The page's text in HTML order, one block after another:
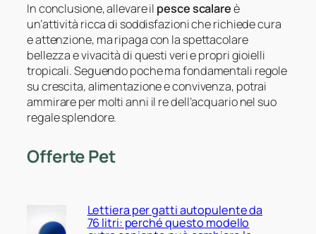
In conclusione, allevare il pesce scalareè
un’attività ricca di soddisfazioni che richiede cura
e attenzione, ma ripaga con la spettacolare
bellezza e vivacità di questi veri e propri gioielli
tropicali. Seguendo poche ma fondamentali regole
su crescita, alimentazione e convivenza, potrai
ammirare per molti anni il re dell’acquario nel suo
regale splendore.
Offerte Pet
Lettiera per gatti autopulente da
76 litri: perché questo modello